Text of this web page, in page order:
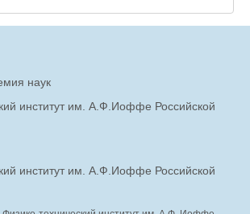
наук
институт им. А.Ф.Иоффе Российской
институт им. А.Ф.Иоффе Российской